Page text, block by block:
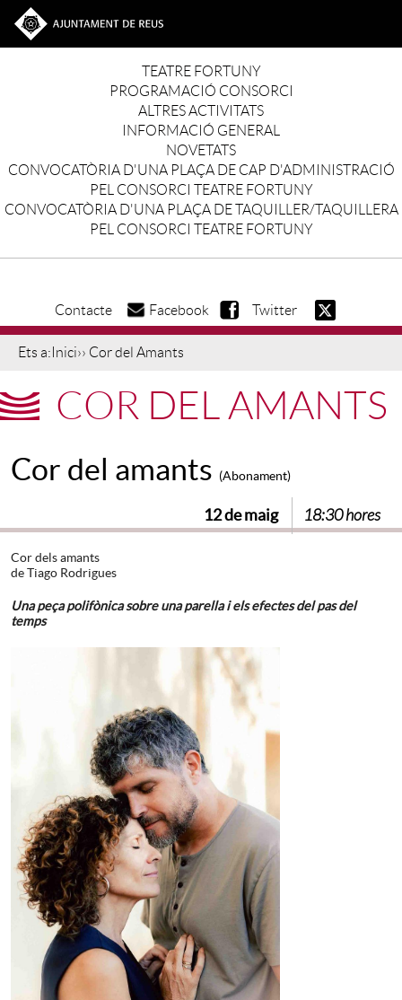
Vés al contingut
Ves a la web de l'Ajuntament de Reus
TEATRE FORTUNY
PROGRAMACIÓ CONSORCI
ALTRES ACTIVITATS
INFORMACIÓ GENERAL
NOVETATS
CONVOCATÒRIA D'UNA PLAÇA DE CAP D'ADMINISTRACIÓ
PEL CONSORCI TEATRE FORTUNY
CONVOCATÒRIA D'UNA PLAÇA DE TAQUILLER/TAQUILLERA
PEL CONSORCI TEATRE FORTUNY
Contacte Facebook Twitter
Ets a: Inici›› Cor del Amants
COR DEL AMANTS
Cor del amants (Abonament)
12 de maig 18:30 hores
Cor dels amants
de Tiago Rodrigues
Una peça polifònica sobre una parella i els efectes del pas del
temps